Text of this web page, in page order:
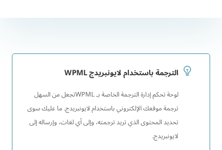
الترجمة باستخدام لايونبريدج WPML
لوحة تحكم إدارة الترجمة الخاصة بـ WPMLتجعل من السهل
ترجمة موقعك الإلكتروني باستخدام لايونبريدج. ما عليك سوى
تحديد المحتوى الذي تريد ترجمته، وإلى أي لغات، وإرساله إلى
لايونبريدج.